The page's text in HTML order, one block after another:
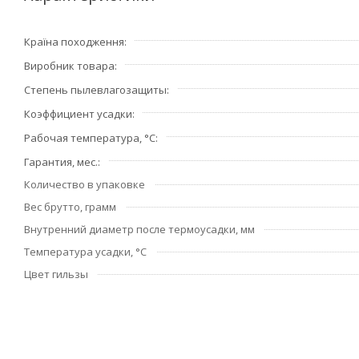
распушите отдельные проводники и соедините
друга
обожмите руками выступающие проводники,
сдвиньте соединитель на место контакта таким
зачищенных жил
Країна походження
Виробник товара
Степень пылевлагозащиты
Коэффициент усадки
Рабочая температура, °С
Гарантия, мес.
Количество в упаковке
Вес брутто, грамм
Внутренний диаметр после термоусадки, мм
Температура усадки, °С
Цвет гильзы